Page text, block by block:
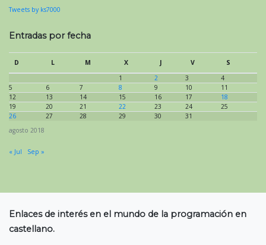
Tweets by ks7000
Entradas por fecha
agosto 2018
D L M X J V
S
1
2 3
4
5
6 7 8 9 10
11
12
13 14 15 16 17
18
19
20 21 22 23 24
25
26
27 28 29 30 31
« Jul Sep »
Enlaces de interés en el mundo de la programación en
castellano.